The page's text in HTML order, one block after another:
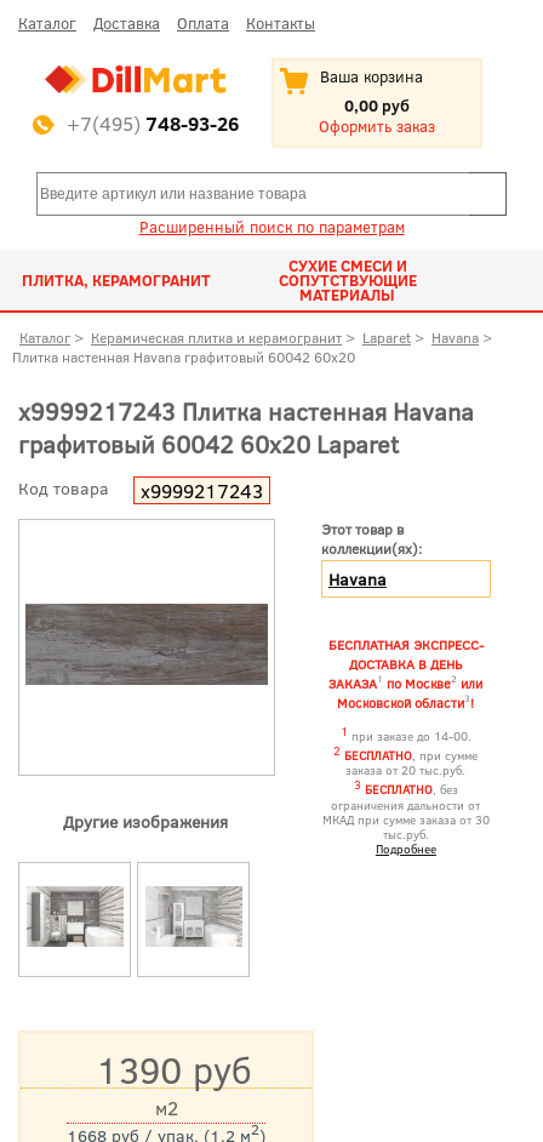
Каталог Доставка Оплата Контакты
+7(495) 748-93-26
Ваша корзина
0,00 руб
Оформить заказ
Расширенный поиск по параметрам
ПЛИТКА, КЕРАМОГРАНИТ
СУХИЕ СМЕСИ И
СОПУТСТВУЮЩИЕ
МАТЕРИАЛЫ
Каталог > Керамическая плитка и керамогранит > Laparet > Havana >
Плитка настенная Havana графитовый 60042 60x20
х9999217243 Плитка настенная Havana
графитовый 60042 60x20 Laparet
Код товара х9999217243
Другие изображения
Этот товар в
коллекции(ях):
Havana
БЕСПЛАТНАЯ ЭКСПРЕСС-
ДОСТАВКА В ДЕНЬ
ЗАКАЗА1 по Москве2 или
Московской области3!
1 при заказе до 14-00.
2 БЕСПЛАТНО, при сумме
заказа от 20 тыс.руб.
3 БЕСПЛАТНО, без
ограничения дальности от
МКАД при сумме заказа от 30
тыс.руб.
Подробнее
1390 руб
1668 руб / упак. (1,2 м2)
м2
*Цена указана с учетом НДС